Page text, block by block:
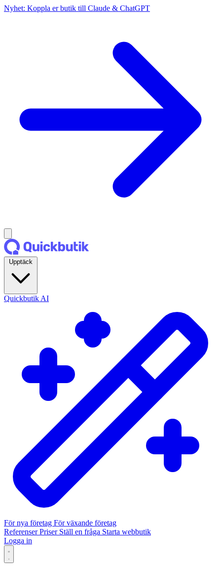
Nyhet: Koppla er butik till Claude & ChatGPT
Quickbutik AI
För nya företag För växande företag
ReferenserPriser Ställ en fråga Starta webbutik
Logga in